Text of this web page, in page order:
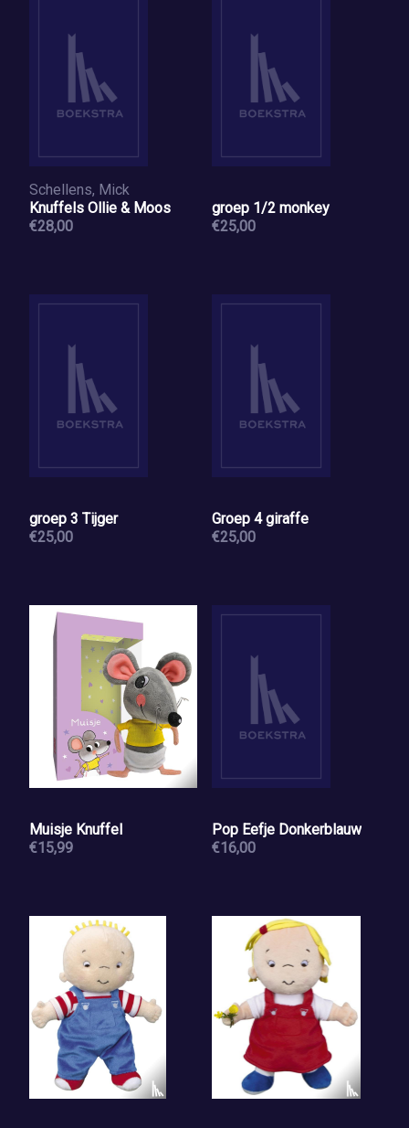
Schellens, Mick
Knuffels Ollie & Moos
€28,00
groep 1/2 monkey
€25,00
groep 3 Tijger
€25,00
Groep 4 giraffe
€25,00
Muisje Knuffel
€15,99
Pop Eefje Donkerblauw
€16,00